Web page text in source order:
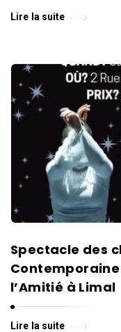
Lire la suite
Spectacle des
Contemporaine
l’Amitié à Limal
Lire la suite